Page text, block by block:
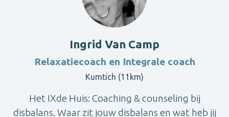
Ingrid Van Camp
Relaxatiecoach en Integrale coach
Kumtich (11km)
Het IXde Huis: Coaching & counseling bij
disbalans. Waar zit jouw disbalans en wat heb jij